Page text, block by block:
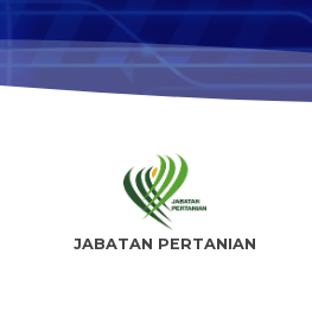
JABATAN PERTANIAN